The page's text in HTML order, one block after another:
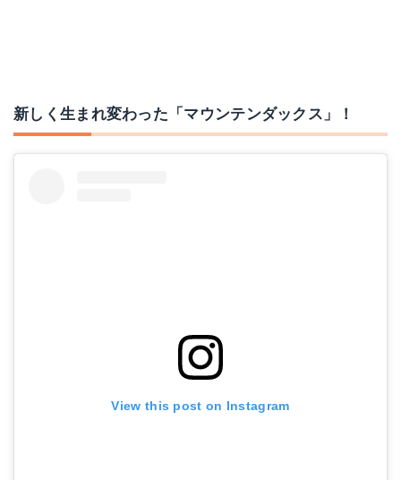
新しく生まれ変わった「マウンテンダックス」！
View this post on Instagram